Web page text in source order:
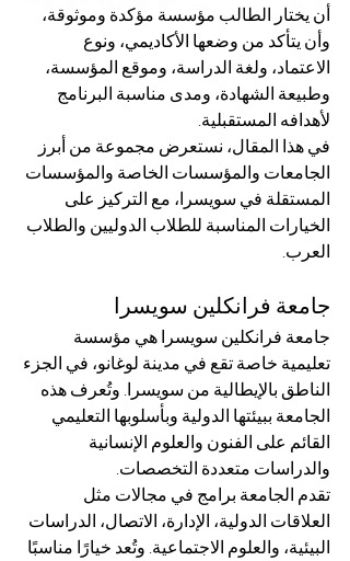
أن يختار الطالب مؤسسة مؤكدة وموثوقة،
وأن يتأكد من وضعها الأكاديمي، ونوع
الاعتماد، ولغة الدراسة، وموقع المؤسسة،
وطبيعة الشهادة، ومدى مناسبة البرنامج
لأهدافه المستقبلية.
في هذا المقال، نستعرض مجموعة من أبرز
الجامعات والمؤسسات الخاصة والمؤسسات
المستقلة في سويسرا، مع التركيز على
الخيارات المناسبة للطلاب الدوليين والطلاب
العرب.
جامعة فرانكلين سويسرا
جامعة فرانكلين سويسرا هي مؤسسة
تعليمية خاصة تقع في مدينة لوغانو، في الجزء
الناطق بالإيطالية من سويسرا. وتُعرف هذه
الجامعة ببيئتها الدولية وبأسلوبها التعليمي
القائم على الفنون والعلوم الإنسانية
والدراسات متعددة التخصصات.
تقدم الجامعة برامج في مجالات مثل
العلاقات الدولية، الإدارة، الاتصال، الدراسات
البيئية، والعلوم الاجتماعية. وتُعد خيارًا مناسبًا